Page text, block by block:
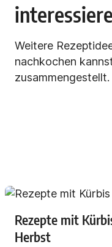
Weitere
nachkochen
zusammengestellt.
Rezepte mit
Herbst